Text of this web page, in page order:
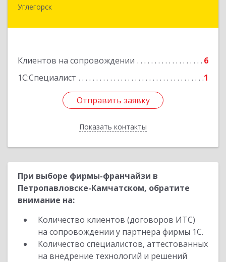
Углегорск
Клиентов на сопровождении
6
1С:Специалист
1
Отправить заявку
Показать контакты
694920, Сахалинская обл, Углегорский р-н,
Отправить заявку
Назад
При выборе фирмы-франчайзи в
Петропавловске-Камчатском, обратите
внимание на:
Количество клиентов (договоров ИТС)
на сопровождении у партнера фирмы 1С.
Количество специалистов, аттестованных
на внедрение технологий и решений